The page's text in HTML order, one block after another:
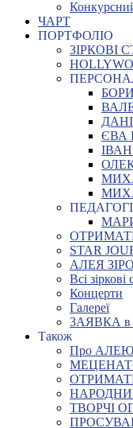
ЧАРТ
ПОРТФОЛІО
ЗІРКОВІ
ЄВА
STAR
АЛЕЯ
Всі
Концерти
Галереї
ЗАЯВКА в
Також
Про АЛЕЮ
ТВОРЧІ